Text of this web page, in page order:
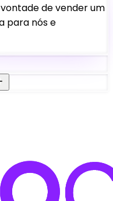
de vender um
para nós e